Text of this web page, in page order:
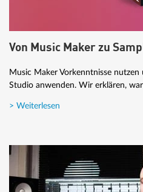
Von Music Maker zu
Music Maker Vorkenntnisse
Studio anwenden. Wir erklären,
> Weiterlesen